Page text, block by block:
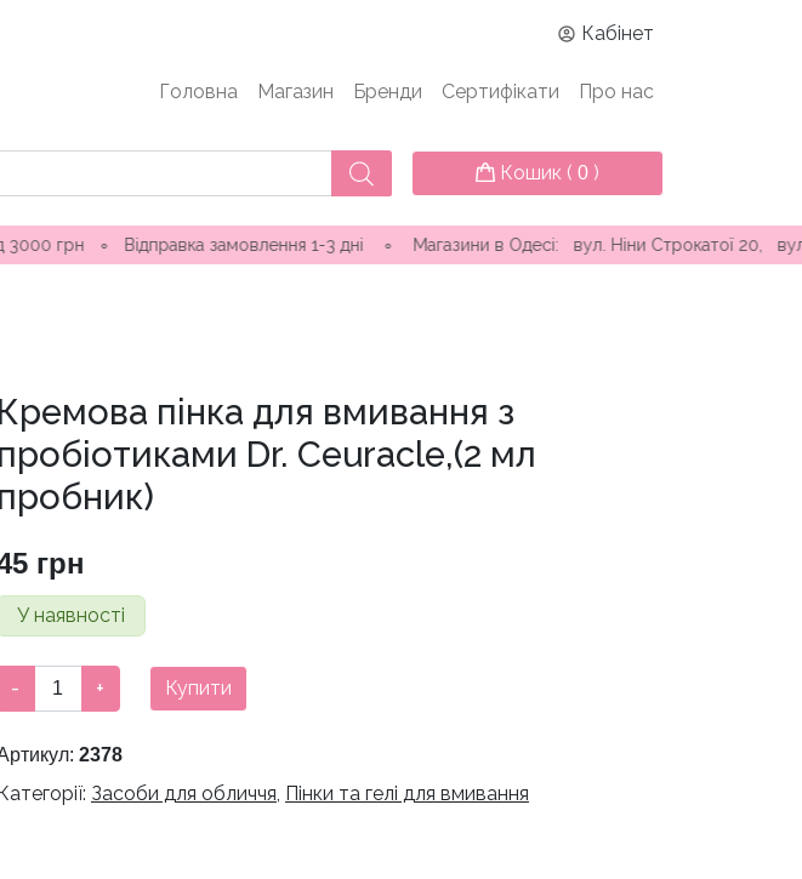
Кабінет
Головна Магазин Бренди Сертифікати Про нас
Кошик ( 0 )
Відправка замовлення 1-3 дні ∘ Магазини в Одесі: вул. Ніни Строкатої 20, вул.
Кремова пінка для вмивання з
пробіотиками Dr. Ceuracle,(2 мл
пробник)
грн
У наявності
Кремова
- + Купити
2378
Категорії: Засоби для обличчя, Пінки та гелі для вмивання